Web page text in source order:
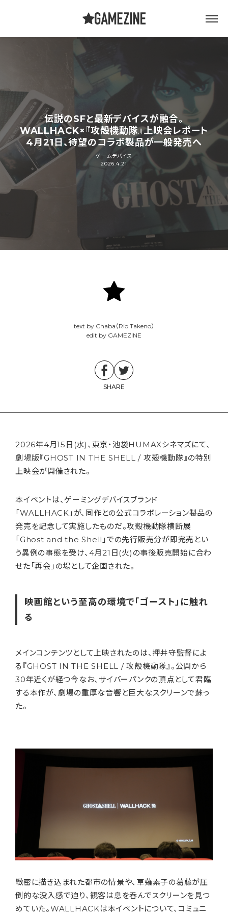
伝説のSFと最新デバイスが融合。
WALLHACK×『攻殻機動隊』上映会レポート
4月21日、待望のコラボ製品が一般発売へ
ゲームデバイス
2026.4.21
text by Chaba（Rio Takeno）
edit by GAMEZINE
SHARE
2026年4月15日(水)、東京・池袋HUMAXシネマズにて、
劇場版『GHOST IN THE SHELL / 攻殻機動隊』の特別
上映会が開催された。
本イベントは、ゲーミングデバイスブランド
「WALLHACK」が、同作との公式コラボレーション製品の
発売を記念して実施したものだ。攻殻機動隊横断展
「Ghost and the Shell」での先行販売分が即完売とい
う異例の事態を受け、4月21日(火)の事後販売開始に合わ
せた「再会」の場として企画された。
映画館という至高の環境で「ゴースト」に触れ
る
メインコンテンツとして上映されたのは、押井守監督によ
る『GHOST IN THE SHELL / 攻殻機動隊』。公開から
30年近くが経つ今なお、サイバーパンクの頂点として君臨
する本作が、劇場の重厚な音響と巨大なスクリーンで蘇っ
た。
緻密に描き込まれた都市の情景や、草薙素子の葛藤が圧
倒的な没入感で迫り、観客は息を呑んでスクリーンを見つ
めていた。WALLHACKは本イベントについて、コミュニ